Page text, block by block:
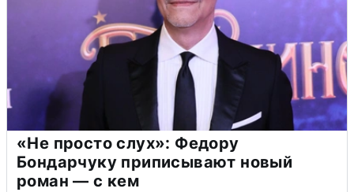
«Не просто слух»: Федору
Бондарчуку приписывают новый
роман — с кем